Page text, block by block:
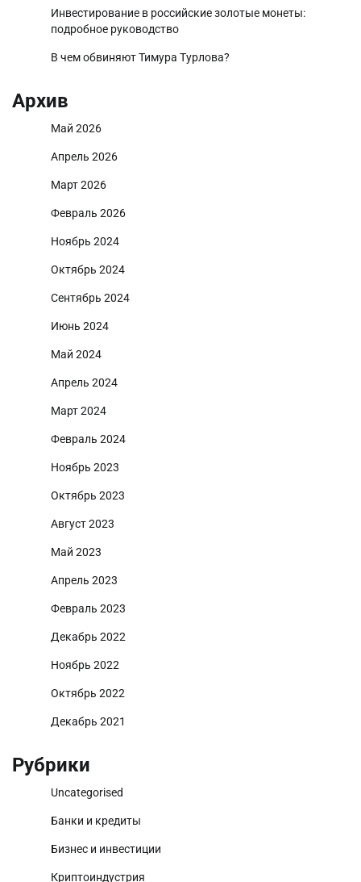
Инвестирование в российские золотые монеты:
подробное руководство
В чем обвиняют Тимура Турлова?
Архив
Май 2026
Апрель 2026
Март 2026
Февраль 2026
Ноябрь 2024
Октябрь 2024
Сентябрь 2024
Июнь 2024
Май 2024
Апрель 2024
Март 2024
Февраль 2024
Ноябрь 2023
Октябрь 2023
Август 2023
Май 2023
Апрель 2023
Февраль 2023
Декабрь 2022
Ноябрь 2022
Октябрь 2022
Декабрь 2021
Рубрики
Uncategorised
Банки и кредиты
Бизнес и инвестиции
Криптоиндустрия